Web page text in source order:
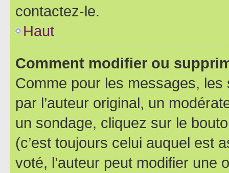
contactez-le.
Haut
Comment modifier ou
Comme pour les messages,
par l’auteur original, un
un sondage, cliquez sur le
(c’est toujours celui auquel est
voté, l’auteur peut modifier une